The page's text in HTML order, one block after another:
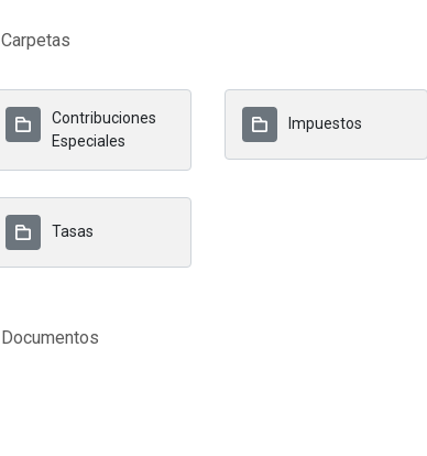
Carpetas
Contribuciones
Especiales
Impuestos
Tasas
Documentos